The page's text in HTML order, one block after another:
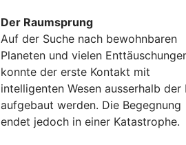
Der Raumsprung
Auf der Suche nach bewohnbaren
Planeten und vielen
konnte der erste Kontakt mit
intelligenten Wesen ausserhalb der
aufgebaut werden. Die Begegnung
endet jedoch in einer Katastrophe.